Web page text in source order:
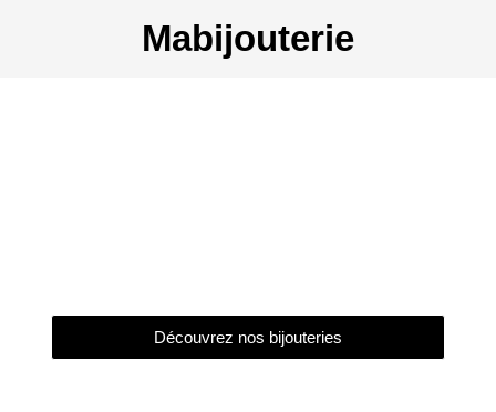
Mabijouterie
Découvrez nos bijouteries